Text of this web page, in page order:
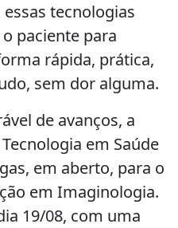
tecnologias
paciente para
rápida, prática,
sem dor alguma.
de avanços, a
Tecnologia em Saúde
em aberto, para o
em Imaginologia.
19/08, com uma